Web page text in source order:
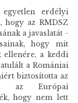
erdélyi
hogy az RMDSZ
a javaslatát -
hogy mit
ellenére, a keddi
a Romániai
biztosította az
az Európai
hogy nem lett